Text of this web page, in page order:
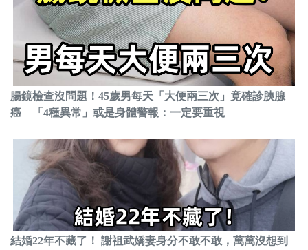
腸鏡檢查沒問題！45歲男每天「大便兩三次」竟確診胰腺
癌 「4種異常」或是身體警報：一定要重視
結婚22年不藏了！ 謝祖武嬌妻身分不敢不敢，萬萬沒想到